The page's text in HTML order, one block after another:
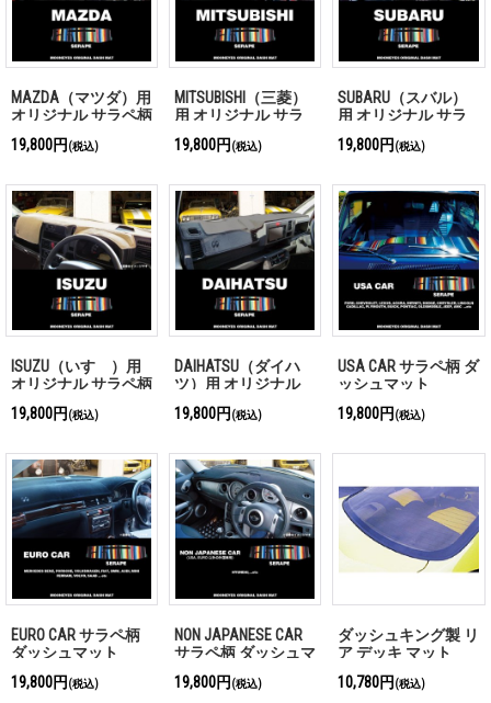
MAZDA（マツダ）用
オリジナル サラペ柄
マット)
19,800円 (税込)
MITSUBISHI（三菱）
用 オリジナル サラ
シュマット)
19,800円 (税込)
SUBARU（スバル）
用 オリジナル サラ
シュマット)
19,800円 (税込)
ISUZU（いすゞ）用
オリジナル サラペ柄
マット)
19,800円 (税込)
DAIHATSU（ダイハ
ツ）用 オリジナル
MAT(ダッシュマッ
19,800円 (税込)
USA CAR サラペ柄 ダ
ッシュマット
19,800円 (税込)
EURO CAR サラペ柄
ダッシュマット
19,800円 (税込)
NON JAPANESE CAR
サラペ柄 ダッシュマ
19,800円 (税込)
ダッシュキング製 リ
ア デッキ マット
10,780円 (税込)